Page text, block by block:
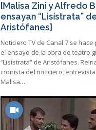
[Malisa Zini y Alfredo
ensayan “Lisístrata”
Aristófanes]
Noticiero TV de Canal 7 se
el ensayo de la obra de teatro
“Lisístrata” de Aristófanes.
cronista del noticiero,
Malisa…